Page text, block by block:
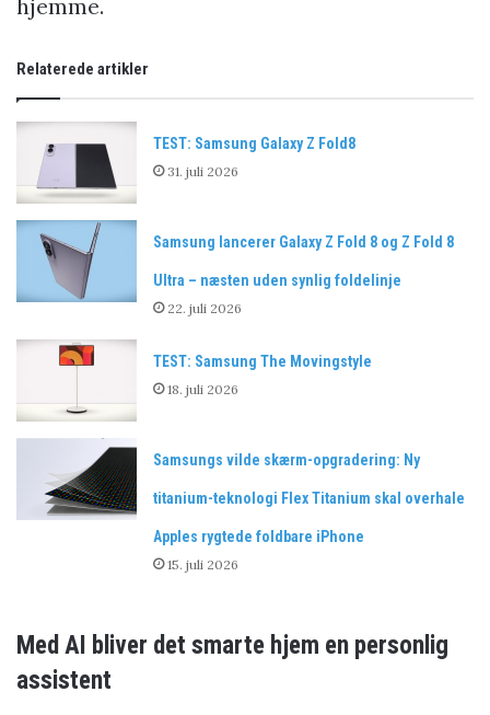
hjemme.
Relaterede artikler
TEST: Samsung Galaxy Z Fold8
31. juli 2026
Samsung lancerer Galaxy Z Fold 8 og Z Fold 8
Ultra – næsten uden synlig foldelinje
22. juli 2026
TEST: Samsung The Movingstyle
18. juli 2026
Samsungs vilde skærm-opgradering: Ny
titanium-teknologi Flex Titanium skal overhale
Apples rygtede foldbare iPhone
15. juli 2026
Med AI bliver det smarte hjem en personlig
assistent